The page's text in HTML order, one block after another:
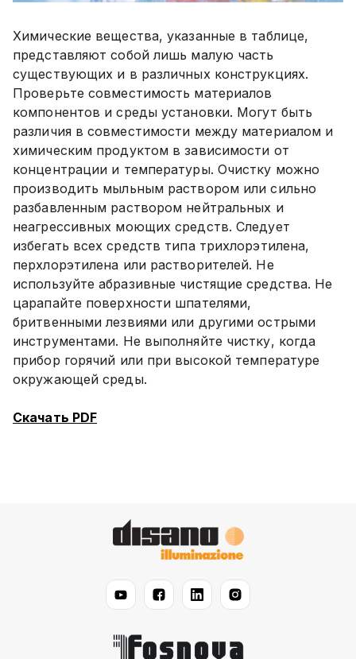
Химические вещества, указанные в таблице,
представляют собой лишь малую часть
существующих и в различных конструкциях.
Проверьте совместимость материалов
компонентов и среды установки. Могут быть
различия в совместимости между материалом и
химическим продуктом в зависимости от
концентрации и температуры. Очистку можно
производить мыльным раствором или сильно
разбавленным раствором нейтральных и
неагрессивных моющих средств. Следует
избегать всех средств типа трихлорэтилена,
перхлорэтилена или растворителей. Не
используйте абразивные чистящие средства. Не
царапайте поверхности шпателями,
бритвенными лезвиями или другими острыми
инструментами. Не выполняйте чистку, когда
прибор горячий или при высокой температуре
окружающей среды.
Скачать PDF